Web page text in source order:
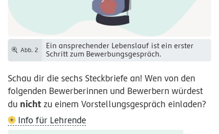
Abb. 2
Ein ansprechender Lebenslauf ist ein erster
Schritt zum Bewerbungsgespräch.
Schau dir die sechs Steckbriefe an! Wen von den
folgenden Bewerberinnen und Bewerbern würdest
du nicht zu einem Vorstellungsgespräch einladen?
Info für Lehrende